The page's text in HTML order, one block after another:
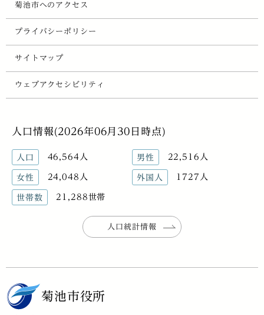
菊池市へのアクセス
プライバシーポリシー
サイトマップ
ウェブアクセシビリティ
人口情報(2026年06月30日時点)
人口 46,564人 男性 22,516人
女性 24,048人 外国人 1727人
世帯数 21,288世帯
人口統計情報
菊池市役所